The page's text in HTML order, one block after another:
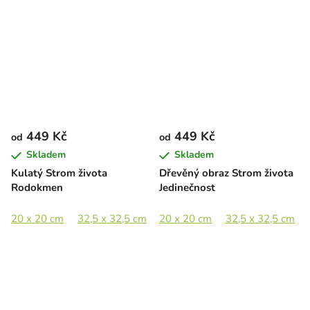
Kulatý Strom života
Rodokmen
od 449 Kč
Skladem
20 x 20 cm 32,5 x 32,5 cm 44,5 x 44,5 cm 65 x 65 cm
Dřevěný obraz Strom života
Jedinečnost
od 449 Kč
Skladem
20 x 20 cm 32,5 x 32,5 cm